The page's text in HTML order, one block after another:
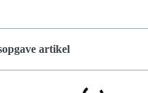
artikel